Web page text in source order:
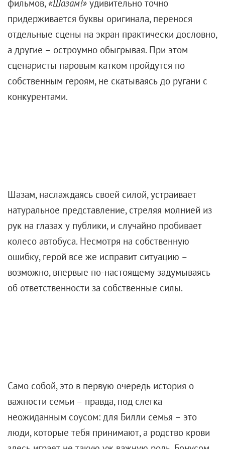
фильмов, «Шазам!» удивительно точно
придерживается буквы оригинала, перенося
отдельные сцены на экран практически дословно,
а другие – остроумно обыгрывая. При этом
сценаристы паровым катком пройдутся по
собственным героям, не скатываясь до ругани с
конкурентами.
Шазам, наслаждаясь своей силой, устраивает
натуральное представление, стреляя молнией из
рук на глазах у публики, и случайно пробивает
колесо автобуса. Несмотря на собственную
ошибку, герой все же исправит ситуацию –
возможно, впервые по-настоящему задумываясь
об ответственности за собственные силы.
Само собой, это в первую очередь история о
важности семьи – правда, под слегка
неожиданным соусом: для Билли семья – это
люди, которые тебя принимают, а родство крови